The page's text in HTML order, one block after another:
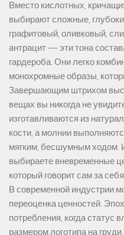
Вместо кислотных,
выбирают сложные,
графитовый, оливковый,
антрацит — эти тона
гардероба. Они легко
монохромные образы,
Завершающим штрихом
вещах вы никогда не
изготавливаются из
кости, а молнии
мягким, бесшумным ходом.
выбираете вневременные
который говорит сам за
В современной индустрии
переоценка ценностей.
потребления, когда статус
размером логотипа на